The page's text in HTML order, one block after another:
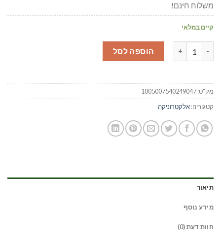
משלוח חינם!
קיים במלאי
כמות של מקלדת בלוטוס מתקפלת עם עכבר טאצ'
הוספה לסל
מק"ט:1005007540249047
קטגוריה:אלקטרוניקה
תיאור
מידע נוסף
חוות דעת (0)